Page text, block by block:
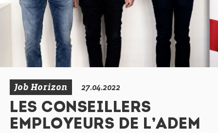
Job Horizon 27.04.2022
LES CONSEILLERS
EMPLOYEURS DE L’ADEM